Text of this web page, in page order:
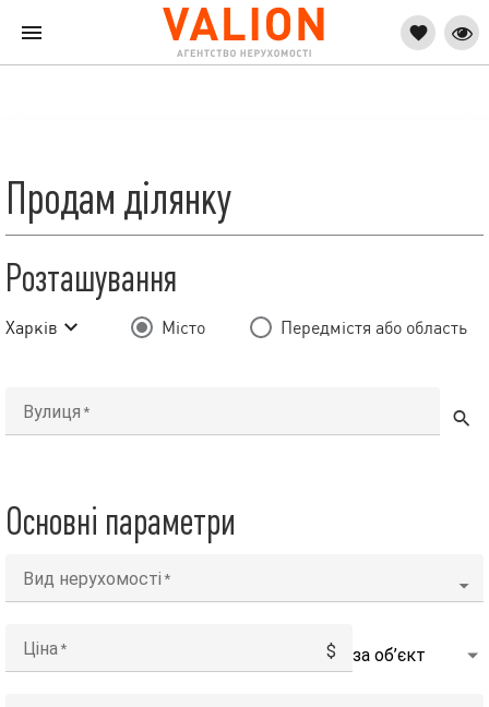
Продам ділянку
Розташування
Харків Місто Передмістя або область
Вулиця
Основні параметри
Вид нерухомості
Ціна $